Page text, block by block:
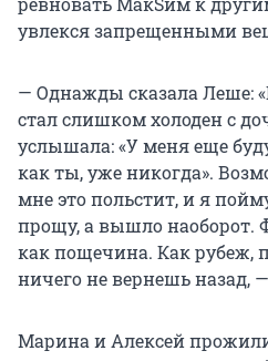
увлекся запрещенными
— Однажды сказала Леше:
стал слишком холоден с
услышала: «У меня еще
как ты, уже никогда».
мне это польстит, и я
прощу, а вышло наоборот.
как пощечина. Как рубеж,
ничего не вернешь назад,
Марина и Алексей